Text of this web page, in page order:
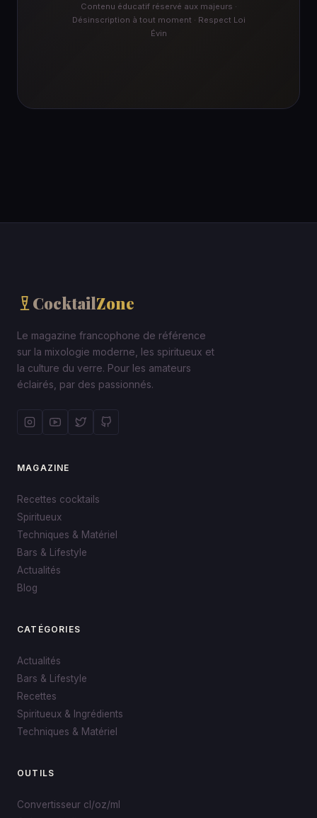
Contenu éducatif réservé aux majeurs ·
Désinscription à tout moment · Respect Loi
Évin
CocktailZone
Le magazine francophone de référence
sur la mixologie moderne, les spiritueux et
la culture du verre. Pour les amateurs
éclairés, par des passionnés.
MAGAZINE
Recettes cocktails
Spiritueux
Techniques & Matériel
Bars & Lifestyle
Actualités
Blog
CATÉGORIES
Actualités
Bars & Lifestyle
Recettes
Spiritueux & Ingrédients
Techniques & Matériel
OUTILS
Convertisseur cl/oz/ml